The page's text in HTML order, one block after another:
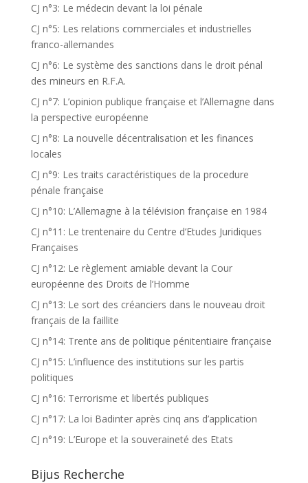
CJ n°3: Le médecin devant la loi pénale
CJ n°5: Les relations commerciales et industrielles
franco-allemandes
CJ n°6: Le système des sanctions dans le droit pénal
des mineurs en R.F.A.
CJ n°7: L’opinion publique française et l’Allemagne dans
la perspective européenne
CJ n°8: La nouvelle décentralisation et les finances
locales
CJ n°9: Les traits caractéristiques de la procedure
pénale française
CJ n°10: L’Allemagne à la télévision française en 1984
CJ n°11: Le trentenaire du Centre d’Etudes Juridiques
Françaises
CJ n°12: Le règlement amiable devant la Cour
européenne des Droits de l’Homme
CJ n°13: Le sort des créanciers dans le nouveau droit
français de la faillite
CJ n°14: Trente ans de politique pénitentiaire française
CJ n°15: L’influence des institutions sur les partis
politiques
CJ n°16: Terrorisme et libertés publiques
CJ n°17: La loi Badinter après cinq ans d’application
CJ n°19: L’Europe et la souveraineté des Etats
Bijus Recherche